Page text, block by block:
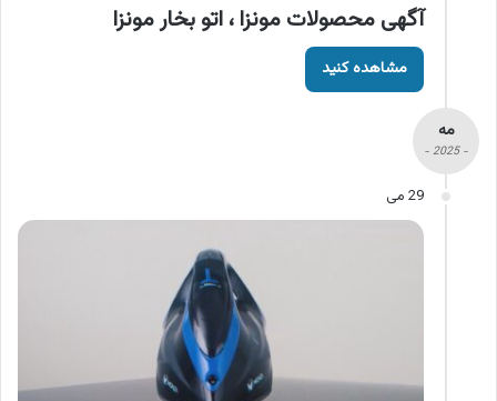
آگهی محصولات مونزا ، اتو بخار مونزا
مشاهده کنید
مه
- 2025 -
29 می